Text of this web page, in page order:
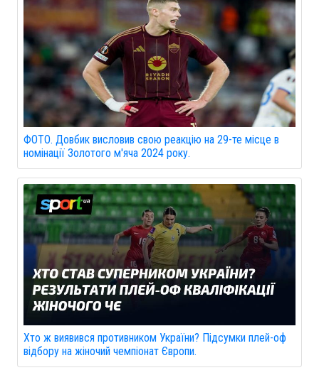
ФОТО. Довбик висловив свою реакцію на 29-те місце в
номінації Золотого м'яча 2024 року.
Хто ж виявився противником України? Підсумки плей-оф
відбору на жіночий чемпіонат Європи.